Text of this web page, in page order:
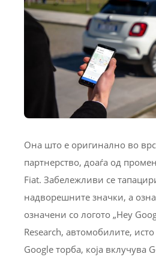
Она што е оригинално во
партнерство, доаѓа од
Fiat. Забележливи се
надворешните значки, а
означени со логото „Hey
Research, автомобилите, исто
Google торба, која вклучува